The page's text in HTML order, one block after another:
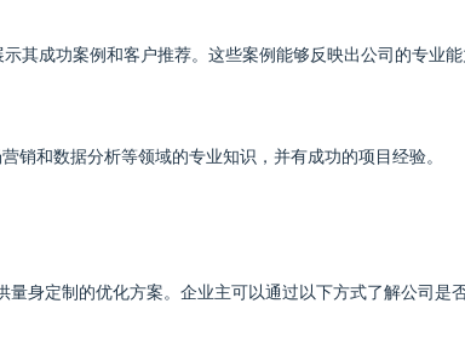
其成功案例和客户推荐。这些案例能够反映出公司的专业
销和数据分析等领域的专业知识，并有成功的项目经验。
身定制的优化方案。企业主可以通过以下方式了解公司是